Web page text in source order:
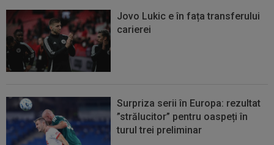
Jovo Lukic e în fața transferului
carierei
Surpriza serii în Europa: rezultat
”strălucitor” pentru oaspeți în
turul trei preliminar